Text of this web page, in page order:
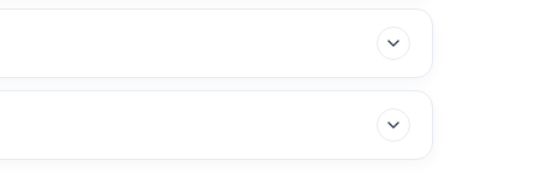
a la capacité financière (règle de la tenue des
nouveau propriétaire revend le bien ou s'il fait